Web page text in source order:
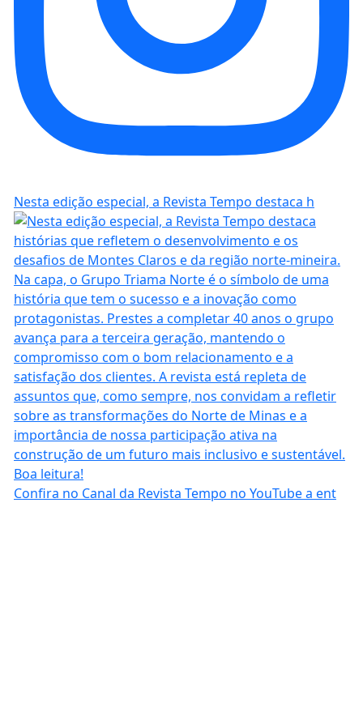
Nesta edição especial, a Revista Tempo destaca h
Confira no Canal da Revista Tempo no YouTube a ent